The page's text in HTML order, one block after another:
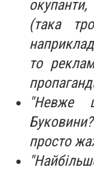
(така
то
"Невже
просто